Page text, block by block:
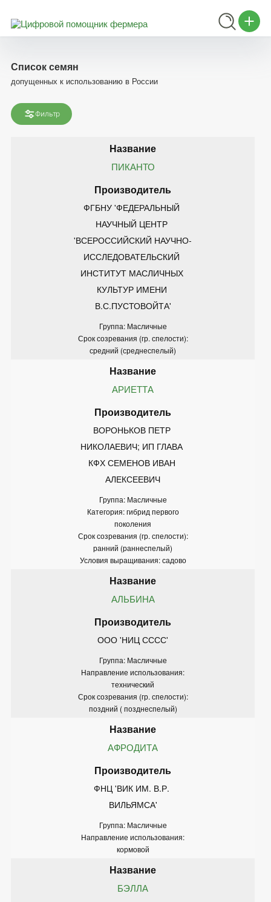
Список семян
допущенных к использованию в России
Фильтр
ПИКАНТО
ФГБНУ 'ФЕДЕРАЛЬНЫЙ
НАУЧНЫЙ ЦЕНТР
'ВСЕРОССИЙСКИЙ НАУЧНО-
ИССЛЕДОВАТЕЛЬСКИЙ
ИНСТИТУТ МАСЛИЧНЫХ
КУЛЬТУР ИМЕНИ
В.С.ПУСТОВОЙТА'
Группа: Масличные
Срок созревания (гр. спелости):
средний (среднеспелый)
АРИЕТТА
ВОРОНЬКОВ ПЕТР
НИКОЛАЕВИЧ; ИП ГЛАВА
КФХ СЕМЕНОВ ИВАН
АЛЕКСЕЕВИЧ
Группа: Масличные
Категория: гибрид первого
поколения
Срок созревания (гр. спелости):
ранний (раннеспелый)
Условия выращивания: садово
АЛЬБИНА
ООО 'НИЦ СССС'
Группа: Масличные
Направление использования:
технический
Срок созревания (гр. спелости):
поздний ( позднеспелый)
АФРОДИТА
ФНЦ 'ВИК ИМ. В.Р.
ВИЛЬЯМСА'
Группа: Масличные
Направление использования:
кормовой
БЭЛЛА